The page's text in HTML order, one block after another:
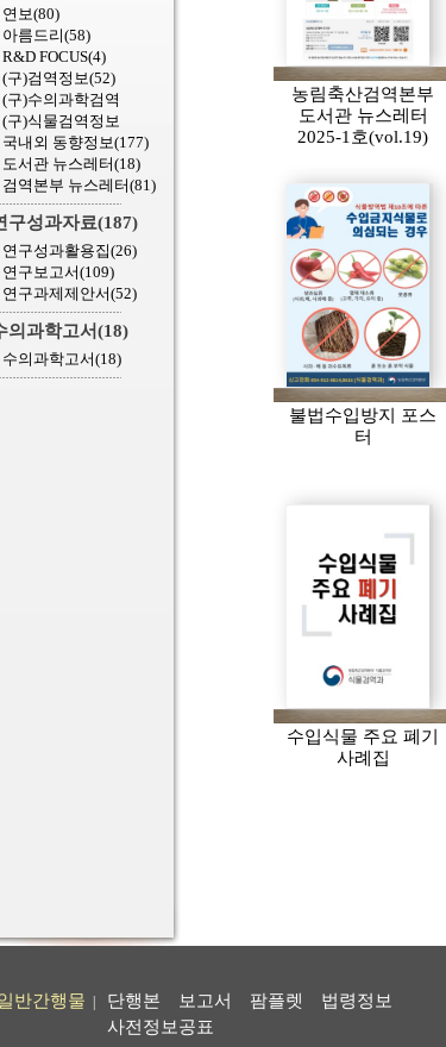
연보(80)
아름드리(58)
R&D FOCUS(4)
(구)검역정보(52)
(구)수의과학검역
(구)식물검역정보
국내외 동향정보(177)
도서관 뉴스레터(18)
검역본부 뉴스레터(81)
구성과자료(187)
연구성과활용집(26)
연구보고서(109)
연구과제제안서(52)
의과학고서(18)
수의과학고서(18)
농림축산검역본부
도서관 뉴스레터
2025-1호(vol.19)
불법수입방지 포스
터
수입식물 주요 폐기
사례집
반간행물 단행본 보고서 팜플렛
법령정보
사전정보공표